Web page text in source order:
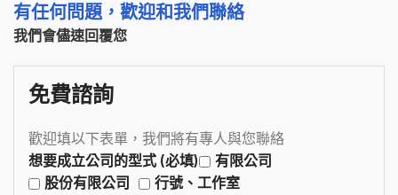
有任何問題，歡迎和我們聯絡
我們會儘速回覆您
免費諮詢
歡迎填以下表單，我們將有專人與您聯絡
想要成立公司的型式 (必填)
有限公司
股份有限公司
行號、工作室